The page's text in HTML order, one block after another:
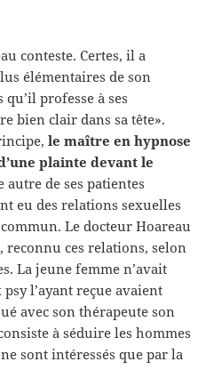
conteste. Certes, il a
élémentaires de son
professe à ses
bien clair dans sa tête».
le maître en hypnose
plainte devant le
autre de ses patientes
eu des relations sexuelles
Le docteur Hoareau
reconnu ces relations, selon
La jeune femme n’avait
l’ayant reçue avaient
avec son thérapeute son
à séduire les hommes
sont intéressés que par la